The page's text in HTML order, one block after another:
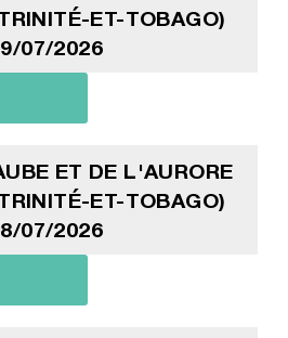
ET-TOBAGO)
07/2026
ET DE L'AURORE
ET-TOBAGO)
07/2026